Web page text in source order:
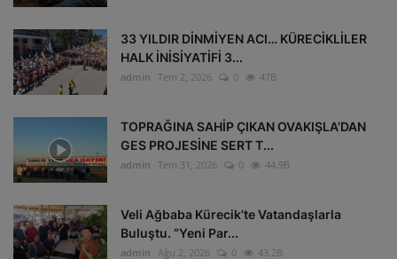
33 YILDIR DİNMİYEN ACI… KÜRECİKLİLER
HALK İNİSİYATİFİ 3...
admin Tem 2, 2026 0 47B
TOPRAĞINA SAHİP ÇIKAN OVAKIŞLA’DAN
GES PROJESİNE SERT T...
admin Tem 31, 2026 0 44.9B
Veli Ağbaba Kürecik’te Vatandaşlarla
Buluştu. “Yeni Par...
admin Ağu 2, 2026 0 43.2B